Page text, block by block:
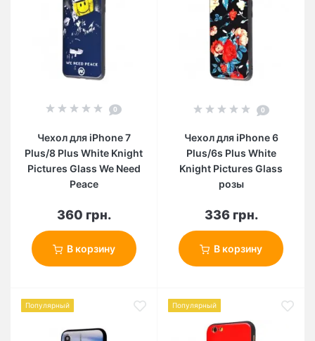
0
Чехол для iPhone 7
Plus/8 Plus White Knight
Pictures Glass We Need
Peace
360 грн.
В корзину
0
Чехол для iPhone 6
Plus/6s Plus White
Knight Pictures Glass
розы
336 грн.
В корзину
Популярный Популярный